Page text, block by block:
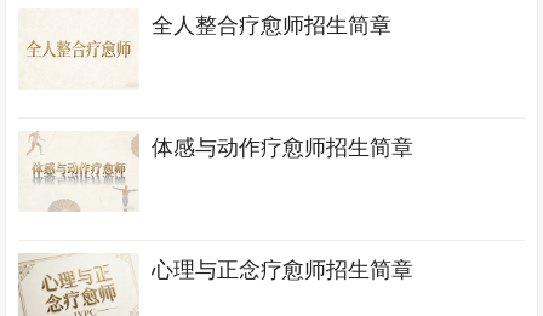
全人整合疗愈师招生简章
体感与动作疗愈师招生简章
心理与正念疗愈师招生简章